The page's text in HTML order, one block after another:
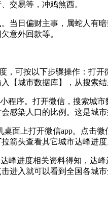
交易等，冲鸡煞西。
当日偏财主事，属蛇人有
意外回款等。
，可按以下步骤操作：打
【城市数据库】，从搜索
程序。打开微信，搜索城
感染人口的比例。这是城
桌面上打开微信app。点击
箭头查看其它城市达峰进度
峰进度相关资料得知，达
进入就可以看到全国各城市